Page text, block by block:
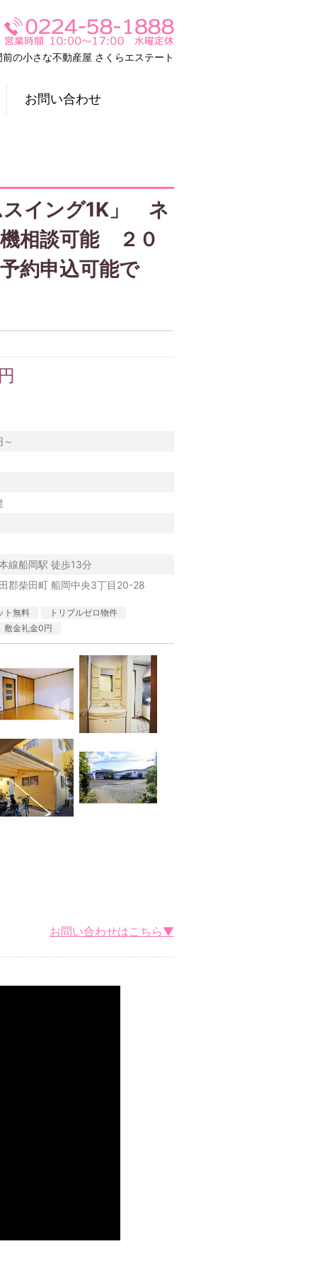
の小さな不動産屋 さくらエステート
お問い合わせ
スイング1K」 ネ
相談可能 ２０
約申込可能で
線船岡駅 徒歩13分
郡柴田町 船岡中央3丁目20-28
ト無料
トリプルゼロ物件
敷金礼金0円
お問い合わせはこちら▼